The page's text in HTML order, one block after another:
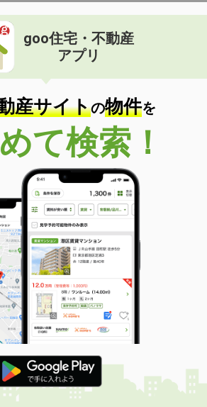
goo住宅・不動産
アプリ
産サイトの物件を
て検索！